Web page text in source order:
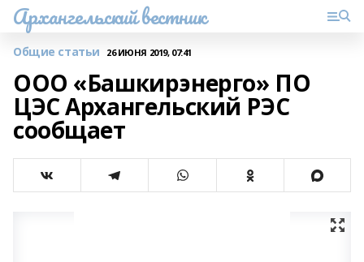
Архангельский вестник
Общие статьи 26 ИЮНЯ 2019, 07:41
ООО «Башкирэнерго» ПО
ЦЭС Архангельский РЭС
сообщает